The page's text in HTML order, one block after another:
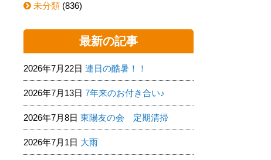
未分類 (836)
最新の記事
2026年7月22日 連日の酷暑！！
2026年7月13日 7年来のお付き合い♪
2026年7月8日 東陽友の会 定期清掃
2026年7月1日 大雨